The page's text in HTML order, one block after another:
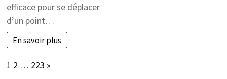
efficace pour se déplacer
d’un point…
En savoir plus
Page:
1 2 … 223 Next
»